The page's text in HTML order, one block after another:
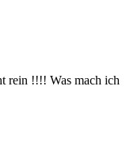
rein !!!! Was mach ich